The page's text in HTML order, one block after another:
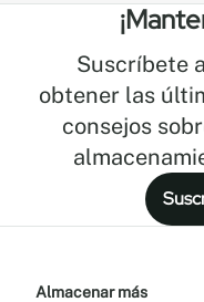
Suscríbete
obtener las
consejos
Almacenar más